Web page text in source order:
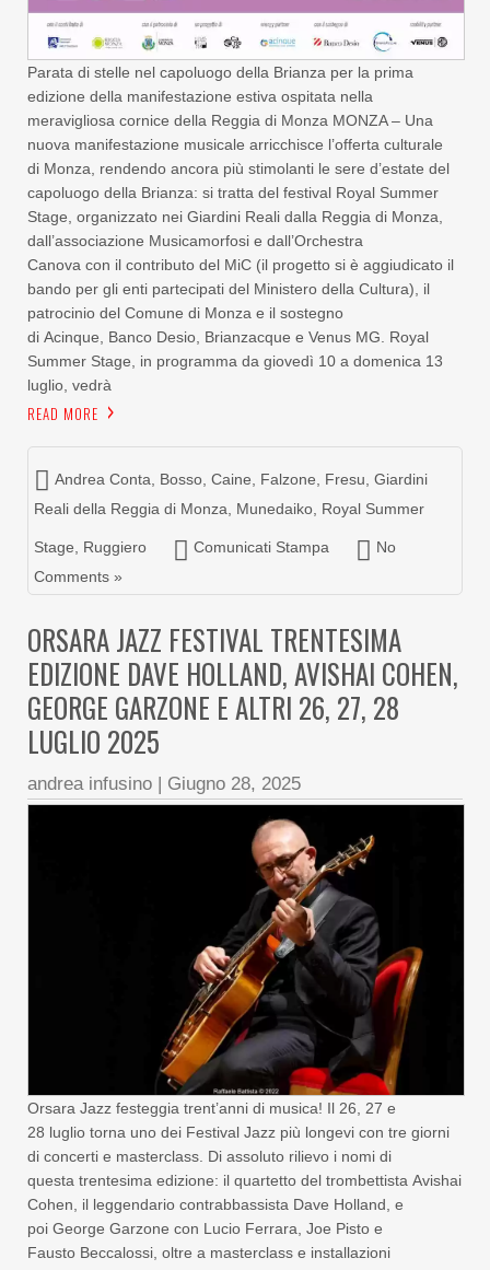
Parata di stelle nel capoluogo della Brianza per la prima
edizione della manifestazione estiva ospitata nella
meravigliosa cornice della Reggia di Monza MONZA – Una
nuova manifestazione musicale arricchisce l’offerta culturale
di Monza, rendendo ancora più stimolanti le sere d’estate del
capoluogo della Brianza: si tratta del festival Royal Summer
Stage, organizzato nei Giardini Reali dalla Reggia di Monza,
dall’associazione Musicamorfosi e dall’Orchestra
Canova con il contributo del MiC (il progetto si è aggiudicato il
bando per gli enti partecipati del Ministero della Cultura), il
patrocinio del Comune di Monza e il sostegno
di Acinque, Banco Desio, Brianzacque e Venus MG. Royal
Summer Stage, in programma da giovedì 10 a domenica 13
luglio, vedrà
READ MORE
Andrea Conta Bosso Caine Falzone Fresu Giardini
Reali della Reggia di Monza
Munedaiko Royal Summer
Stage Ruggiero Comunicati Stampa
No
Comments »
ORSARA JAZZ FESTIVAL TRENTESIMA
EDIZIONE DAVE HOLLAND, AVISHAI COHEN,
GEORGE GARZONE E ALTRI 26, 27, 28
LUGLIO 2025
andrea infusino | Giugno 28, 2025
Orsara Jazz festeggia trent’anni di musica! Il 26, 27 e
28 luglio torna uno dei Festival Jazz più longevi con tre giorni
di concerti e masterclass. Di assoluto rilievo i nomi di
questa trentesima edizione: il quartetto del trombettista Avishai
Cohen, il leggendario contrabbassista Dave Holland, e
poi George Garzone con Lucio Ferrara, Joe Pisto e
Fausto Beccalossi, oltre a masterclass e installazioni